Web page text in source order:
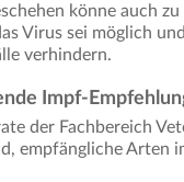
könne auch
Virus sei möglich
verhindern.
Impf-
der Fachbereich
empfängliche Arten